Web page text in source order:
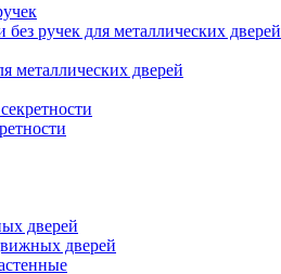
без ручек для металлических дверей
металлических дверей
дверей
дверей